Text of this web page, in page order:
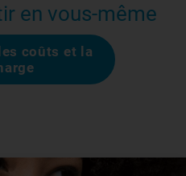
en vous-même
coûts et la